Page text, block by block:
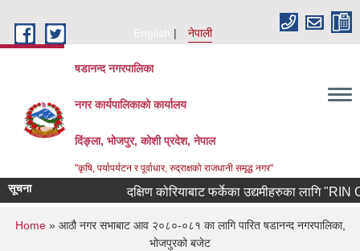
English
नेपाली
षडानन्द नगरपालिका
नगर कार्यपालिकाको कार्यालय
दिंङ्ला, भोजपुर, कोशी प्रदेश, नेपाल
"कृषि, पर्यापर्यटन र पूर्वाधार, रुद्राक्षको राजधानी समृद्ध नगर"
सूचना दक्षिण कोरियाबाट फर्केका उद्यमीहरुका लागि "RIN
You are here
Home» आठौ नगर सभाबाट आव २०८०-०८१ का लागि पारित षडानन्द नगरपालिका,
भोजपुरको बजेट